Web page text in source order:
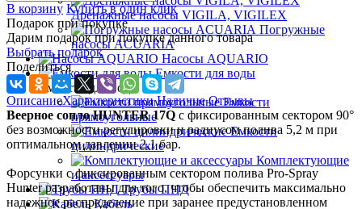
Дренажные насосы VIGILA, VIGILEX
Погружные
насосы ACUARIA
Насосы AQUARIO
Емкости для воды
Емкости для воды
Емкости
прямоугольные
Емкости
цилиндрические
Комплектующие
и аксессуары
Трубы ПНД
Кабель
В корзину Купить в один клик
Подарок при покупке
Дарим подарок при покупке данного товара
Выбрать подарок
Поделиться
ОписаниеХарактеристики Наличие Отзывы
Веерное сопло HUNTER 17Q с фиксированным сектором 90°
без возможности регулировки и радиусом полива 5,2 м при
оптимальном давлении 2,1 бар.
Форсунки с фиксированным сектором полива Pro-Spray
Hunter разработаны для того, чтобы обеспечить максимально
надежное распределение при заранее предустановленном